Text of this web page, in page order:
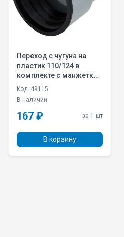
Переход с чугуна на
пластик 110/124 в
комплекте с манжеткой
VALFEX 23124110М
Код: 49115
В наличии
167 ₽ за 1 шт
В корзину